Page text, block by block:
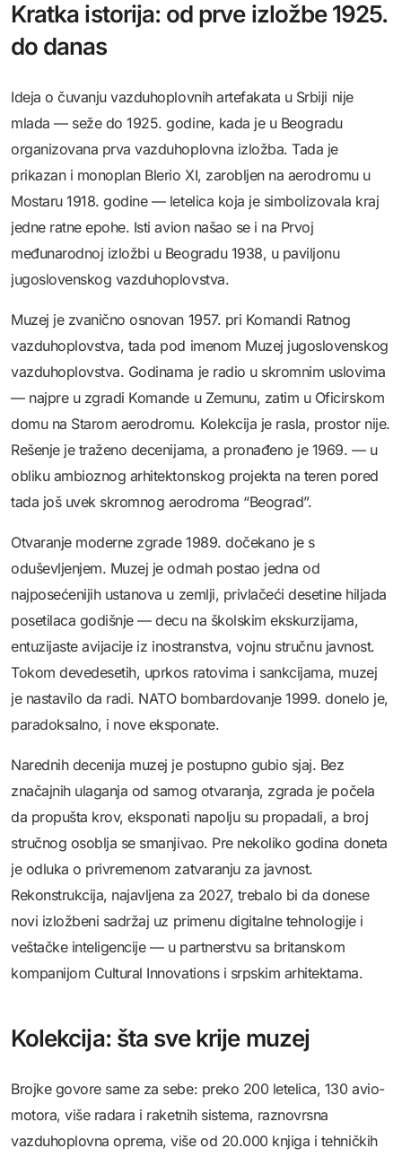
Kratka istorija: od prve izložbe 1925.
do danas
Ideja o čuvanju vazduhoplovnih artefakata u Srbiji nije
mlada — seže do 1925. godine, kada je u Beogradu
organizovana prva vazduhoplovna izložba. Tada je
prikazan i monoplan Blerio XI, zarobljen na aerodromu u
Mostaru 1918. godine — letelica koja je simbolizovala kraj
jedne ratne epohe. Isti avion našao se i na Prvoj
međunarodnoj izložbi u Beogradu 1938, u paviljonu
jugoslovenskog vazduhoplovstva.
Muzej je zvanično osnovan 1957. pri Komandi Ratnog
vazduhoplovstva, tada pod imenom Muzej jugoslovenskog
vazduhoplovstva. Godinama je radio u skromnim uslovima
— najpre u zgradi Komande u Zemunu, zatim u Oficirskom
domu na Starom aerodromu. Kolekcija je rasla, prostor nije.
Rešenje je traženo decenijama, a pronađeno je 1969. — u
obliku ambioznog arhitektonskog projekta na teren pored
tada još uvek skromnog aerodroma “Beograd”.
Otvaranje moderne zgrade 1989. dočekano je s
oduševljenjem. Muzej je odmah postao jedna od
najposećenijih ustanova u zemlji, privlačeći desetine hiljada
posetilaca godišnje — decu na školskim ekskurzijama,
entuzijaste avijacije iz inostranstva, vojnu stručnu javnost.
Tokom devedesetih, uprkos ratovima i sankcijama, muzej
je nastavilo da radi. NATO bombardovanje 1999. donelo je,
paradoksalno, i nove eksponate.
Narednih decenija muzej je postupno gubio sjaj. Bez
značajnih ulaganja od samog otvaranja, zgrada je počela
da propušta krov, eksponati napolju su propadali, a broj
stručnog osoblja se smanjivao. Pre nekoliko godina doneta
je odluka o privremenom zatvaranju za javnost.
Rekonstrukcija, najavljena za 2027, trebalo bi da donese
novi izložbeni sadržaj uz primenu digitalne tehnologije i
veštačke inteligencije — u partnerstvu sa britanskom
kompanijom Cultural Innovations i srpskim arhitektama.
Kolekcija: šta sve krije muzej
Brojke govore same za sebe: preko 200 letelica, 130 avio-
motora, više radara i raketnih sistema, raznovrsna
vazduhoplovna oprema, više od 20.000 knjiga i tehničkih